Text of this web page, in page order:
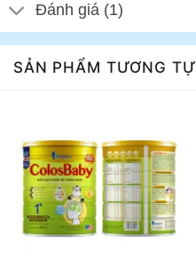
Đánh giá (1)
SẢN PHẨM TƯƠNG TỰ